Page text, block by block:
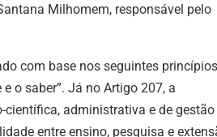
Milhomem, responsável pelo
com base nos seguintes
o saber”. Já no Artigo 207, a
científica, administrativa e de gestão
entre ensino, pesquisa e